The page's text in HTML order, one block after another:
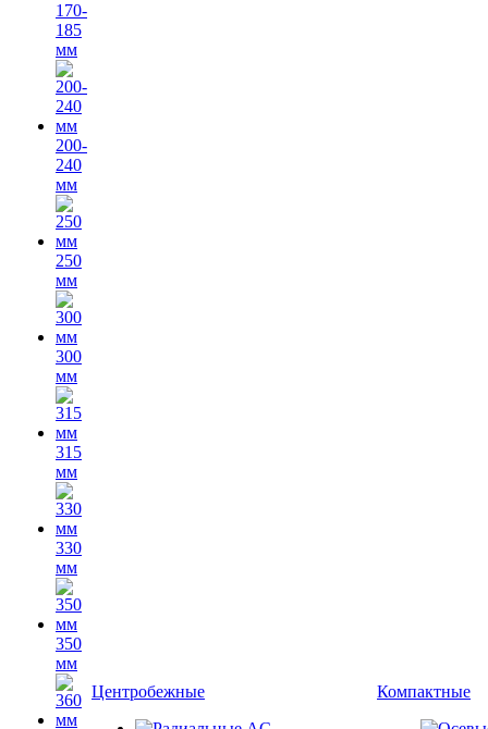
170-
185
мм
200-
240
мм
250
мм
300
мм
315
мм
330
мм
350
мм
Центробежные Компактные